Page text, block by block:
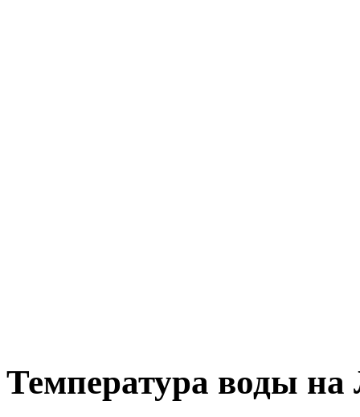
Температура воды на